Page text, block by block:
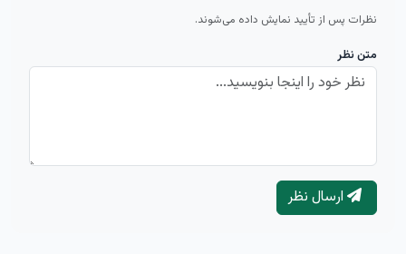
نظرات پس از تأیید نمایش داده می‌شوند.
متن نظر
ارسال نظر